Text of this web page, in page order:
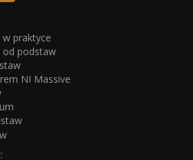
praktyce
od podstaw
NI Massive